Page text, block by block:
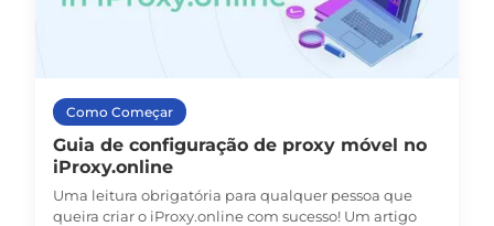
Como Começar
Guia de configuração de proxy móvel no
iProxy.online
Uma leitura obrigatória para qualquer pessoa que
queira criar o iProxy.online com sucesso! Um artigo